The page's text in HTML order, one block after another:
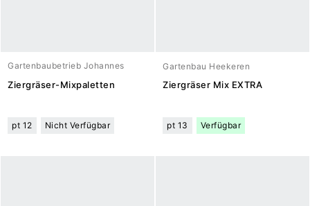
Gartenbaubetrieb Johannes
Meuwesen
Ziergräser-Mixpaletten
pt 12 Nicht Verfügbar
Gartenbau Heekeren
Ziergräser Mix EXTRA
pt 13 Verfügbar